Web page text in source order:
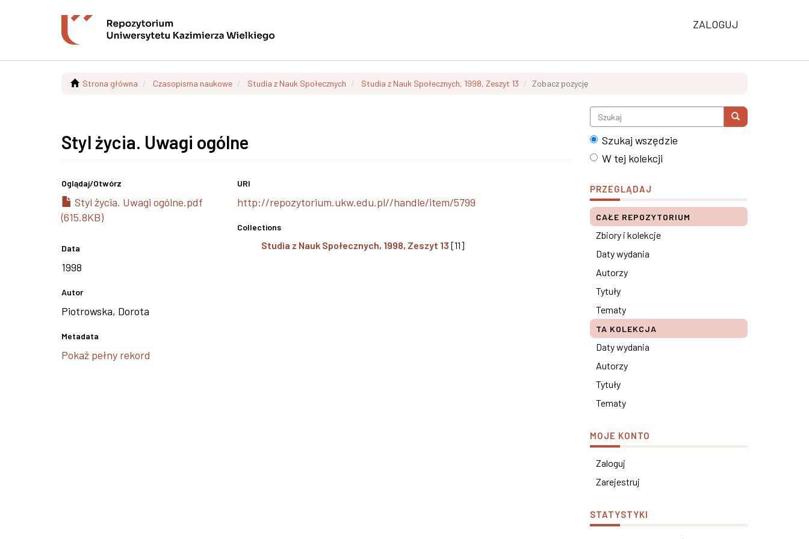
ZALOGUJ
Strona główna Czasopisma naukowe Studia z Nauk Społecznych Studia z Nauk Społecznych, 1998, Zeszyt 13 Zobacz pozycję
Styl życia. Uwagi ogólne
Oglądaj/Otwórz
Styl życia. Uwagi ogólne.pdf
(615.8KB)
Data
1998
Autor
Piotrowska, Dorota
Metadata
Pokaż pełny rekord
URI
http://repozytorium.ukw.edu.pl//handle/item/5799
Collections
Studia z Nauk Społecznych, 1998, Zeszyt 13 [11]
Szukaj wszędzie
W tej kolekcji
PRZEGLĄDAJ
CAŁE REPOZYTORIUM
Zbiory i kolekcje
Daty wydania
Autorzy
Tytuły
Tematy
TA KOLEKCJA
Daty wydania
Autorzy
Tytuły
Tematy
MOJE KONTO
Zaloguj
Zarejestruj
STATYSTYKI